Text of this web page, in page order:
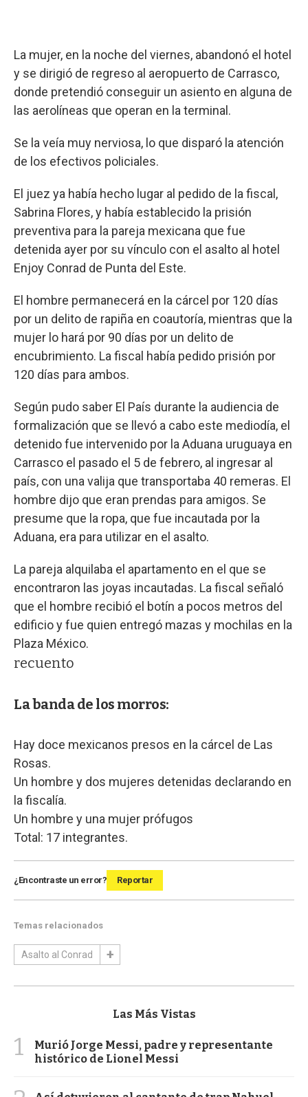
La mujer, en la noche del viernes, abandonó el hotel
y se dirigió de regreso al aeropuerto de Carrasco,
donde pretendió conseguir un asiento en alguna de
las aerolíneas que operan en la terminal.
Se la veía muy nerviosa, lo que disparó la atención
de los efectivos policiales.
El juez ya había hecho lugar al pedido de la fiscal,
Sabrina Flores, y había establecido la prisión
preventiva para la pareja mexicana que fue
detenida ayer por su vínculo con el asalto al hotel
Enjoy Conrad de Punta del Este.
El hombre permanecerá en la cárcel por 120 días
por un delito de rapiña en coautoría, mientras que la
mujer lo hará por 90 días por un delito de
encubrimiento. La fiscal había pedido prisión por
120 días para ambos.
Según pudo saber El País durante la audiencia de
formalización que se llevó a cabo este mediodía, el
detenido fue intervenido por la Aduana uruguaya en
Carrasco el pasado el 5 de febrero, al ingresar al
país, con una valija que transportaba 40 remeras. El
hombre dijo que eran prendas para amigos. Se
presume que la ropa, que fue incautada por la
Aduana, era para utilizar en el asalto.
La pareja alquilaba el apartamento en el que se
encontraron las joyas incautadas. La fiscal señaló
que el hombre recibió el botín a pocos metros del
edificio y fue quien entregó mazas y mochilas en la
Plaza México.
recuento
La banda de los morros:
Hay doce mexicanos presos en la cárcel de Las
Rosas.
Un hombre y dos mujeres detenidas declarando en
la fiscalía.
Un hombre y una mujer prófugos
Total: 17 integrantes.
¿Encontraste un error? Reportar
Temas relacionados
Asalto al Conrad
Las Más Vistas
1
Murió Jorge Messi, padre y representante
histórico de Lionel Messi